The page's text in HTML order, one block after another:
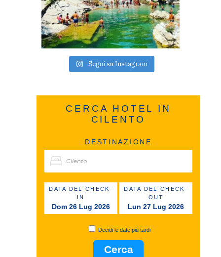
Segui su Instagram
CERCA HOTEL IN
CILENTO
DESTINAZIONE
DATA DEL CHECK-
IN
Dom 26 Lug 2026
DATA DEL CHECK-
OUT
Lun 27 Lug 2026
Decidi le date più tardi